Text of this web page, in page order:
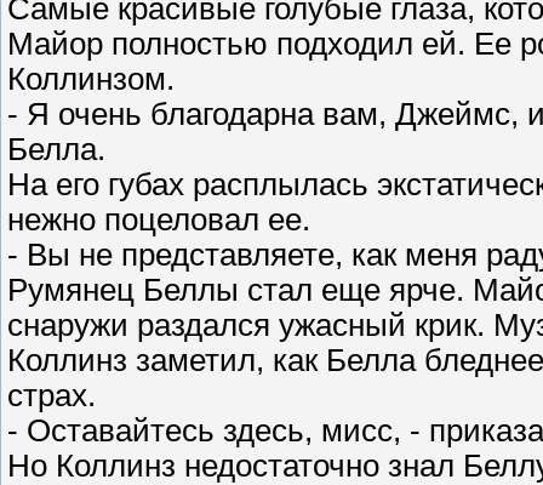
Самые красивые голубые глаза,
Майор полностью подходил ей. Ее
Коллинзом.
- Я очень благодарна вам, Джеймс,
Белла.
На его губах расплылась
нежно поцеловал ее.
- Вы не представляете, как меня
Румянец Беллы стал еще ярче.
снаружи раздался ужасный крик.
Коллинз заметил, как Белла
страх.
- Оставайтесь здесь, мисс, -
Но Коллинз недостаточно знал